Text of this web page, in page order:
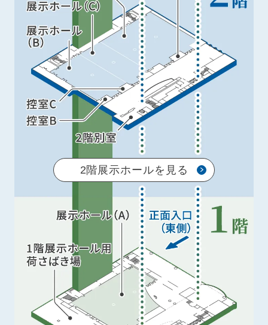
2階展示ホールを見る